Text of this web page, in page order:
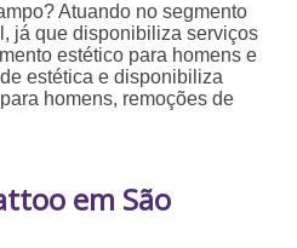
Atuando no segmento
já que disponibiliza serviços
estético para homens e
estética e disponibiliza
homens, remoções de
em São